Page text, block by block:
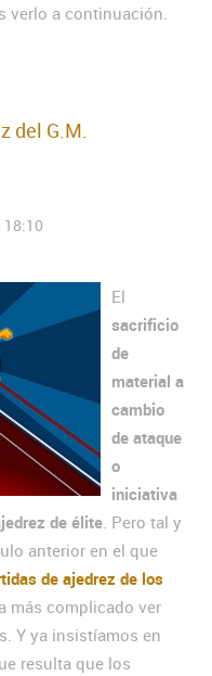
verlo a continuación.
del G.M.
18:10
El
sacrificio
de
material a
cambio
de ataque
o
iniciativa
de élite. Pero tal y
anterior en el que
de ajedrez de los
más complicado ver
Y ya insistíamos en
resulta que los